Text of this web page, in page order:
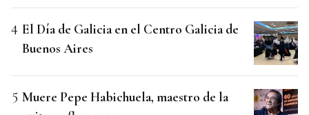
El Día de Galicia en el Centro Galicia de
Buenos Aires
Muere Pepe Habichuela, maestro de la